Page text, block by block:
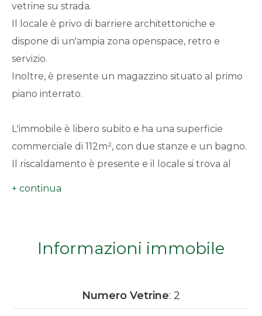
vetrine su strada.
Il locale è privo di barriere architettoniche e
dispone di un'ampia zona openspace, retro e
servizio.
Inoltre, è presente un magazzino situato al primo
piano interrato.
L'immobile è libero subito e ha una superficie
commerciale di 112m², con due stanze e un bagno.
Il riscaldamento è presente e il locale si trova al
piano terra.
organizzare una visita!
Informazioni immobile
Numero Vetrine: 2
5+
Bagni
Qualsiasi
1
2